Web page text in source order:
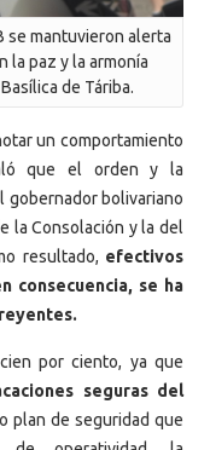
se mantuvieron alerta
la paz y la armonía
de Táriba.
un comportamiento
que el orden y la
gobernador bolivariano
la Consolación y la del
resultado, efectivos
consecuencia, se ha
por ciento, ya que
seguras del
plan de seguridad que